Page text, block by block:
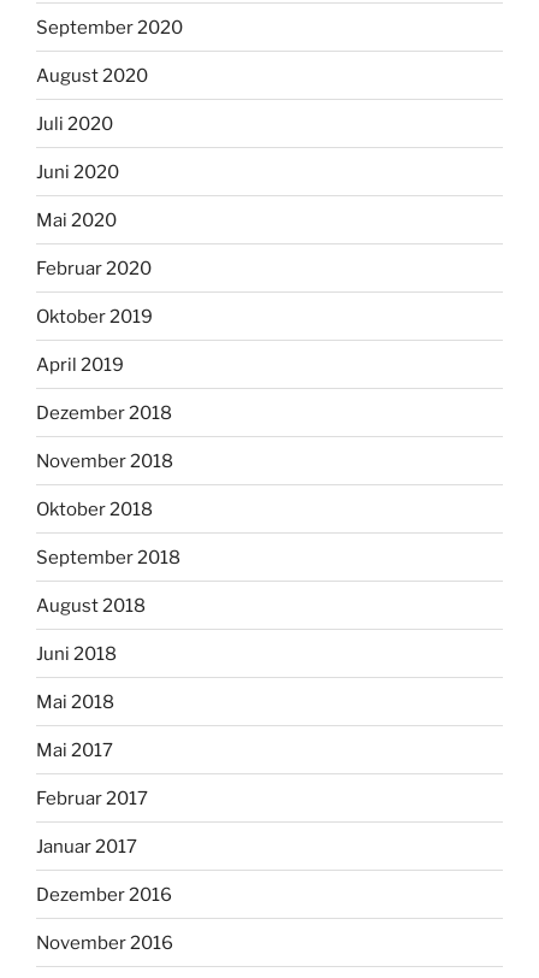
September 2020
August 2020
Juli 2020
Juni 2020
Mai 2020
Februar 2020
Oktober 2019
April 2019
Dezember 2018
November 2018
Oktober 2018
September 2018
August 2018
Juni 2018
Mai 2018
Mai 2017
Februar 2017
Januar 2017
Dezember 2016
November 2016